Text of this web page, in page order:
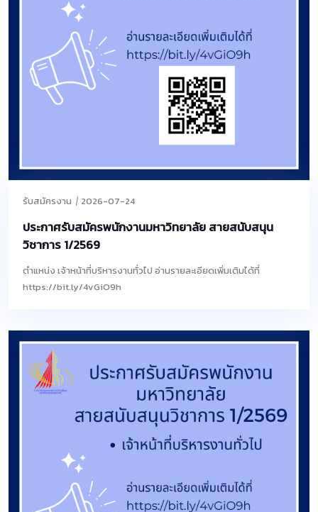
รับสมัครงาน 2026-07-24
ประกาศรับสมัครพนักงานมหาวิทยาลัย สายสนับสนุน
วิชาการ 1/2569
ตำแหน่ง เจ้าหน้าที่บริหารงานทั่วไป อ่านรายละเอียดเพิ่มเติมได้ที่
https://bit.ly/4vGiO9h